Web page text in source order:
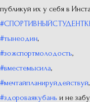
публикуй их у себя в
#тынеодин,
#зожспортмолодость,
#вместемысила,
#мечтайпланируйдействуй,
#здороваякубань и не